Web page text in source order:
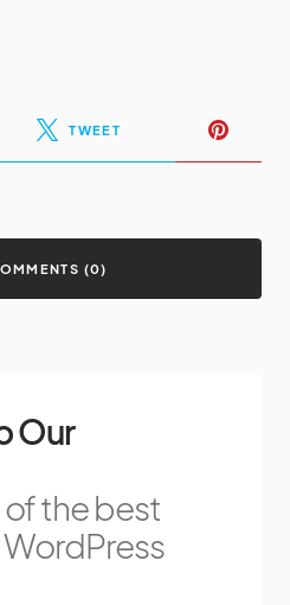
TWEET
(0)
Our
the best